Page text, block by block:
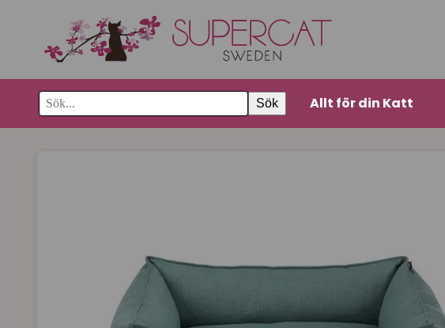
Sök Allt för din Katt